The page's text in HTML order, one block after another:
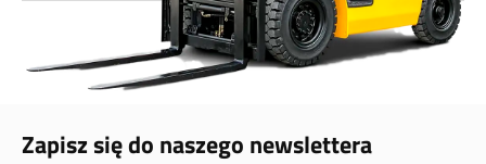
Zapisz się do naszego newslettera